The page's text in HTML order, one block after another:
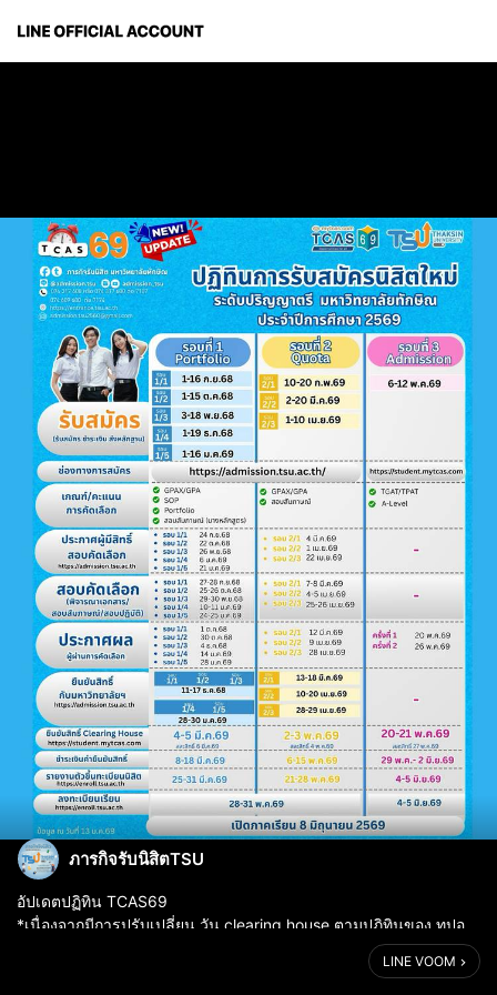
ภารกิจรับนิสิตTSU
อัปเดตปฏิทิน TCAS69
*เนื่องจากมีการปรับเปลี่ยน วัน clearing house ตามปฏิทินของ ทปอ.
ในรอบ Portfolio จากเดิม 6-7 กุมภาพันธ์ 2569 ปรับเปลี่ยนเป็น 4-5
มีนาคม 2569 ทางมหาวิทยาลัยทักษิณ จึงมีการปรับเปลี่ย...
LINE VOOM